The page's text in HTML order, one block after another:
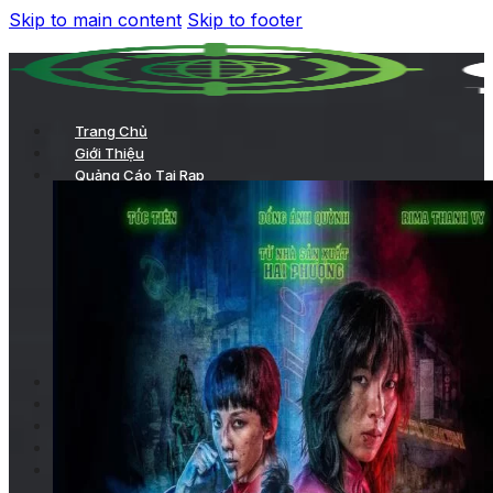
Skip to main content Skip to footer
Trang Chủ
Giới Thiệu
Quảng Cáo Tại Rạp
TVC chiếu trong phòng chiếu
Chiếu TVC trên hệ thống LCD của rạp
Quảng cáo ở sảnh chờ
Kích hoạt thương hiệu
Quảng cáo tại hành lang
Các hình thức quảng cáo tại rạp khác
Quảng Cáo Trong Phim
Khách Hàng